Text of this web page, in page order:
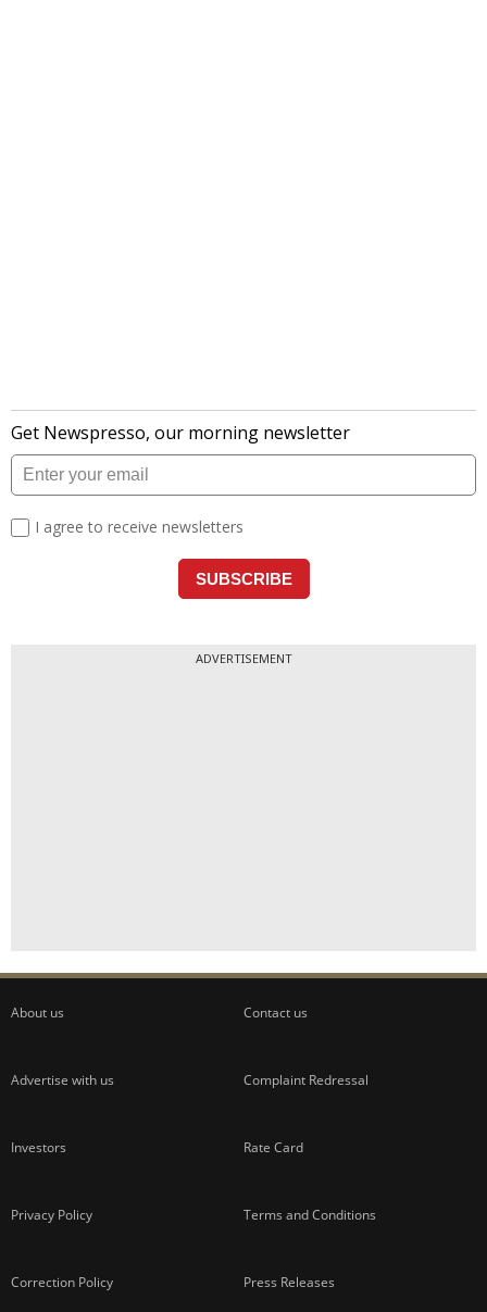
ADVERTISEMENT
About us Contact us
Advertise with us Complaint Redressal
Investors Rate Card
Privacy Policy Terms and Conditions
Correction Policy Press Releases